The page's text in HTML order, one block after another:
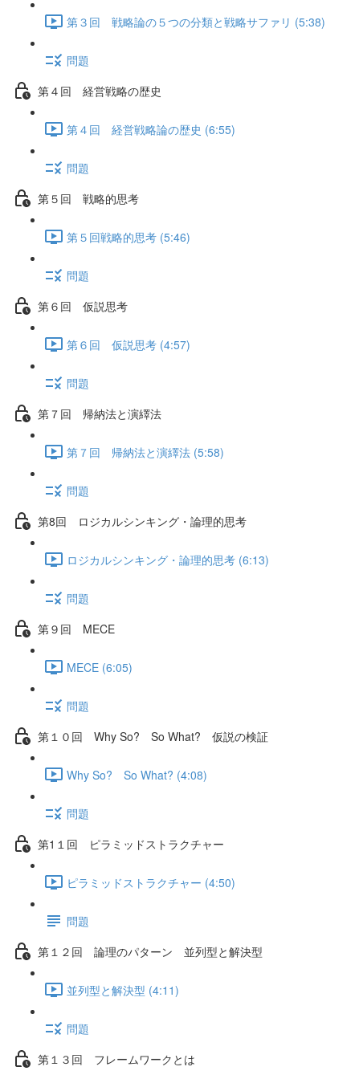
第３回 戦略論の５つの分類と戦略サファリ (5:38)
問題
第４回 経営戦略の歴史
第４回 経営戦略論の歴史 (6:55)
問題
第５回 戦略的思考
第５回戦略的思考 (5:46)
問題
第６回 仮説思考
第６回 仮説思考 (4:57)
問題
第７回 帰納法と演繹法
第７回 帰納法と演繹法 (5:58)
問題
第8回 ロジカルシンキング・論理的思考
ロジカルシンキング・論理的思考 (6:13)
問題
第９回 MECE
MECE (6:05)
問題
第１０回 Why So? So What? 仮説の検証
Why So? So What? (4:08)
問題
第1１回 ピラミッドストラクチャー
ピラミッドストラクチャー (4:50)
問題
第１２回 論理のパターン 並列型と解決型
並列型と解決型 (4:11)
問題
第１３回 フレームワークとは